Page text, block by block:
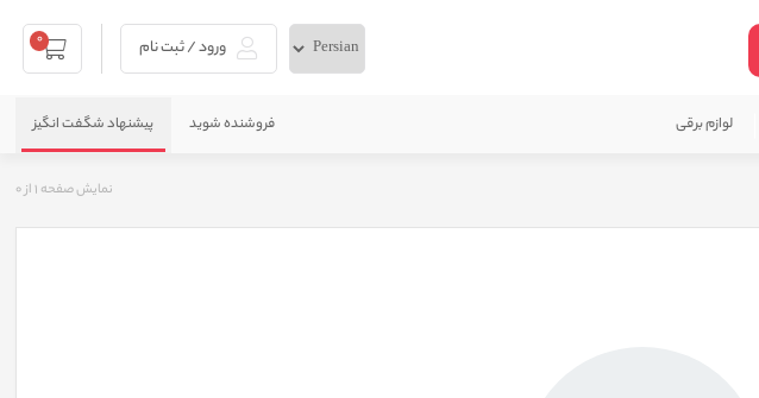
ورود / ثبت نام 0
لوازم برقی فروشنده شوید پیشنهاد شگفت انگیز
نمایش صفحه 1از0